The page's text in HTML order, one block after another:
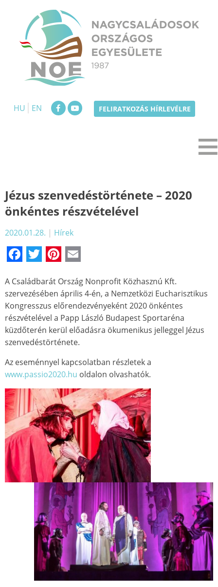
content
HU
EN FELIRATKOZÁS HÍRLEVÉLRE
Jézus szenvedéstörténete – 2020
önkéntes részvételével
2020.01.28. | Hírek
Facebook
TwitterPinterest
A Családbarát Ország Nonprofit Közhasznú Kft.
szervezésében április 4-én, a Nemzetközi Eucharisztikus
Kongresszus előrendezvényeként 2020 önkéntes
részvételével a Papp László Budapest Sportaréna
küzdőterén kerül előadásra ökumenikus jelleggel Jézus
szenvedéstörténete.
Az eseménnyel kapcsolatban részletek a
www.passio2020.hu oldalon olvashatók.